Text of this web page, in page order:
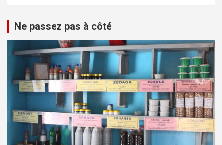
Ne passez pas à côté